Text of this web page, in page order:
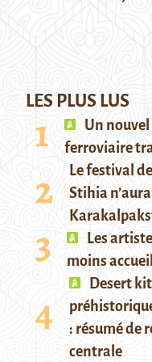
LES PLUS LUS
Un
ferroviaire
Le festival
Stihia
Les
moins
Desert
: résumé de
centrale